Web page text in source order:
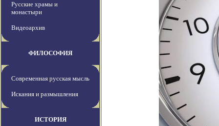
Русские храмы и
монастыри
Видеоархив
ФИЛОСОФИЯ
Современная русская мысль
Искания и размышления
ИСТОРИЯ